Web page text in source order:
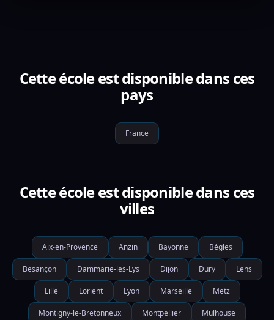
Cette école est disponible dans ces
pays
France
Cette école est disponible dans ces
villes
Aix-en-Provence Anzin Bayonne Bègles
Besançon Dammarie-les-Lys Dijon Dury Lens
Lille Lorient Lyon Marseille Metz
Montigny-le-Bretonneux Montpellier Mulhouse